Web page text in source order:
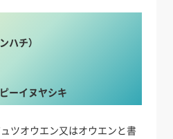
ハチ）
ーイヌヤシキ
ツオウエン又はオウエンと書